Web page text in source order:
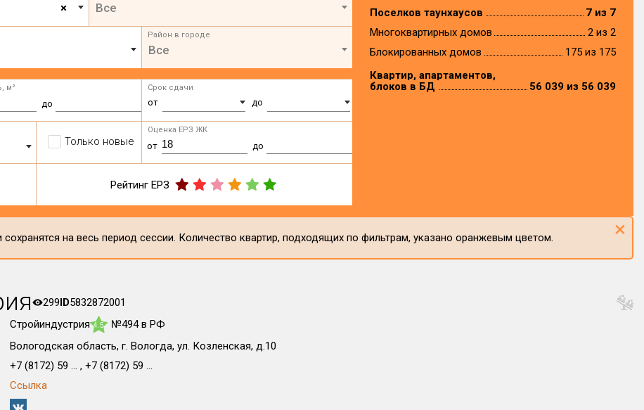
× Все
Район в городе
Все
м²
до
Срок сдачи
от до
Только новые
Оценка ЕРЗ ЖК
от до
Рейтинг ЕРЗ
Поселков таунхаусов
7 из 7
Многоквартирных домов
2 из 2
Блокированных домов
175 из 175
Квартир, апартаментов,
блоков в БД
56 039 из 56 039
на весь период сессии. Количество квартир, подходящих по фильтрам, указано оранжевым цветом. ×
299ID5832872001
Стройиндустрия 4.5
№494 в РФ
Вологодская область, г. Вологда, ул. Козленская, д.10
+7 (8172) 59 ... , +7 (8172) 59 ...
Ссылка